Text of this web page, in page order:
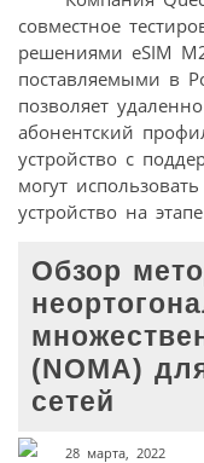
совместное
решениями eSIM
поставляемыми в
позволяет
абонентский
устройство с
могут
устройство на
Обзор
(NOMA)
сетей
28 марта, 2022